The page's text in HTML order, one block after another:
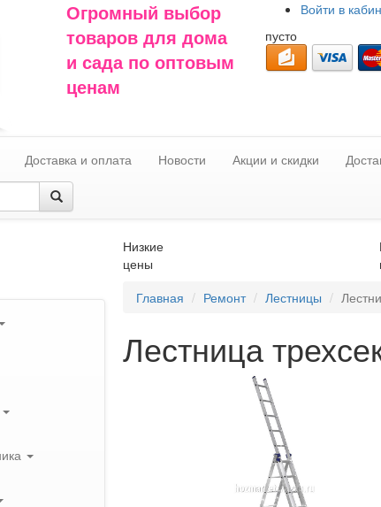
Огромный выбор
товаров для дома
и сада по оптовым
ценам
Войти в
пусто
Доставка и оплата Новости Акции и скидки
Низкие
цены
Главная Ремонт Лестницы
Лестница